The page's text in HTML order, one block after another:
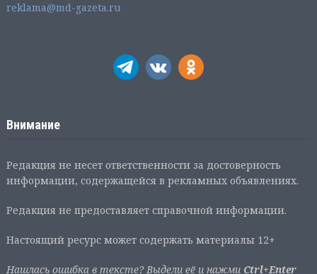
reklama@md-gazeta.ru
Внимание
Редакция не несет ответственности за достоверность
информации, содержащейся в рекламных объявлениях.
Редакция не предоставляет справочной информации.
Настоящий ресурс может содержать материалы 12+
Нашлась ошибка в тексте? Выдели её и нажми Ctrl+Enter